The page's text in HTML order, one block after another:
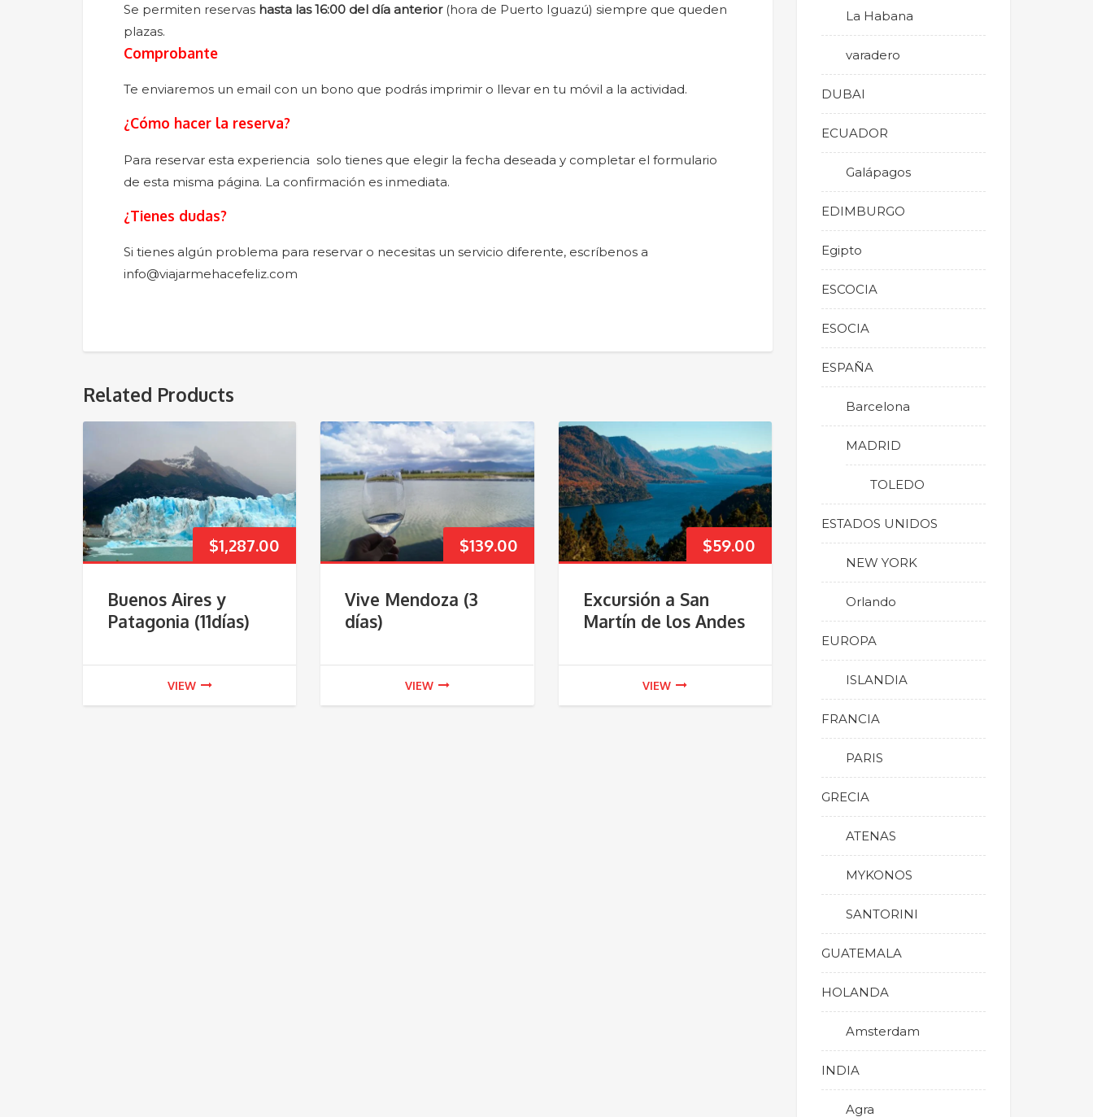
Se permiten reservas hasta las 16:00 del día anterior(hora de Puerto Iguazú) siempre que queden
plazas.
Comprobante
Te enviaremos un email con un bono que podrás imprimir o llevar en tu móvil a la actividad.
¿Cómo hacer la reserva?
Para reservar esta experiencia solo tienes que elegir la fecha deseada y completar el formulario
de esta misma página. La confirmación es inmediata.
¿Tienes dudas?
Si tienes algún problema para reservar o necesitas un servicio diferente, escríbenos a
info@viajarmehacefeliz.com
Related Products
$1,287.00
Buenos Aires y
Patagonia (11días)
VIEW
$139.00
Vive Mendoza (3
días)
VIEW
$59.00
Excursión a San
Martín de los Andes
VIEW
La Habana
varadero
DUBAI
ECUADOR
Galápagos
EDIMBURGO
Egipto
ESCOCIA
ESOCIA
ESPAÑA
Barcelona
MADRID
TOLEDO
ESTADOS UNIDOS
NEW YORK
Orlando
EUROPA
ISLANDIA
FRANCIA
PARIS
GRECIA
ATENAS
MYKONOS
SANTORINI
GUATEMALA
HOLANDA
Amsterdam
INDIA
Agra